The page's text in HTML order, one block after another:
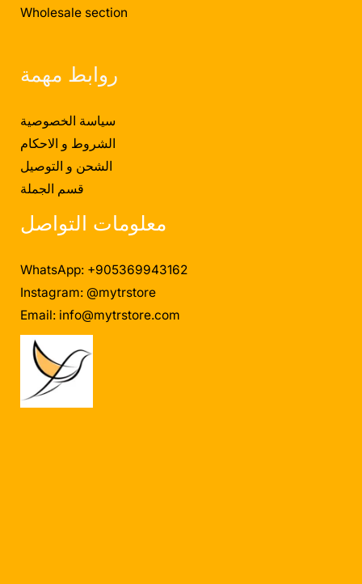
Wholesale section
روابط مهمة
سياسة الخصوصية
الشروط و الاحكام
الشحن و التوصيل
قسم الجملة
معلومات التواصل
WhatsApp: +905369943162
Instagram: @mytrstore
Email: info@mytrstore.com